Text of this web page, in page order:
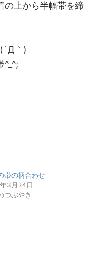
の上から半幅帯を締
｀)
^_^;
帯の柄合わせ
3月24日
つぶやき